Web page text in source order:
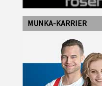
MUNKA-KARRIER